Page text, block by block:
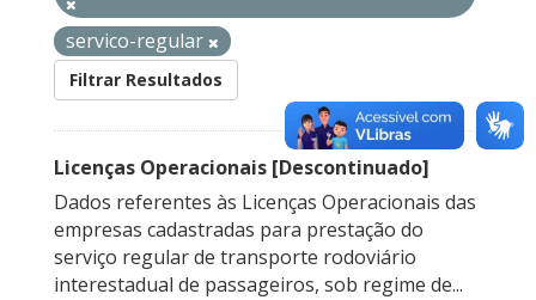
servico-regular
Filtrar Resultados
Licenças Operacionais [Descontinuado]
Dados referentes às Licenças Operacionais das
empresas cadastradas para prestação do
serviço regular de transporte rodoviário
interestadual de passageiros, sob regime de...